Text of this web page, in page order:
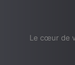
Le cœur de